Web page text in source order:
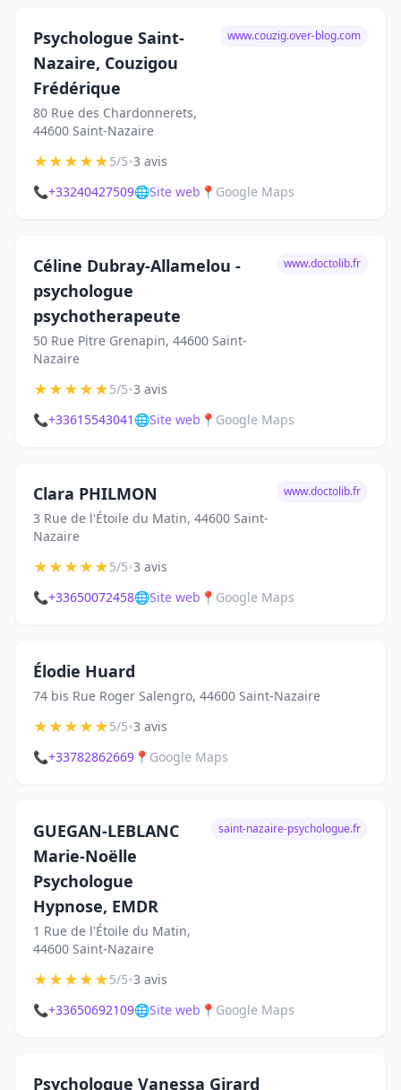
Psychologue Saint-
Nazaire, Couzigou
Frédérique
80 Rue des Chardonnerets,
44600 Saint-Nazaire
www.couzig.over-blog.com
★★★★★5/5•3 avis
📞+33240427509🌐Site web 📍 Google Maps
Céline Dubray-Allamelou -
psychologue
psychotherapeute
50 Rue Pitre Grenapin, 44600 Saint-
Nazaire
www.doctolib.fr
★★★★★5/5•3 avis
📞+33615543041 🌐Site web 📍 Google Maps
Clara PHILMON
3 Rue de l'Étoile du Matin, 44600 Saint-
Nazaire
www.doctolib.fr
★★★★★5/5•3 avis
📞+33650072458🌐Site web 📍 Google Maps
Élodie Huard
74 bis Rue Roger Salengro, 44600 Saint-Nazaire
★★★★★5/5•3 avis
📞+33782862669 📍 Google Maps
GUEGAN-LEBLANC
Marie-Noëlle
Psychologue
Hypnose, EMDR
1 Rue de l'Étoile du Matin,
44600 Saint-Nazaire
saint-nazaire-psychologue.fr
★★★★★5/5•3 avis
📞+33650692109🌐Site web 📍 Google Maps
Psychologue Vanessa Girard